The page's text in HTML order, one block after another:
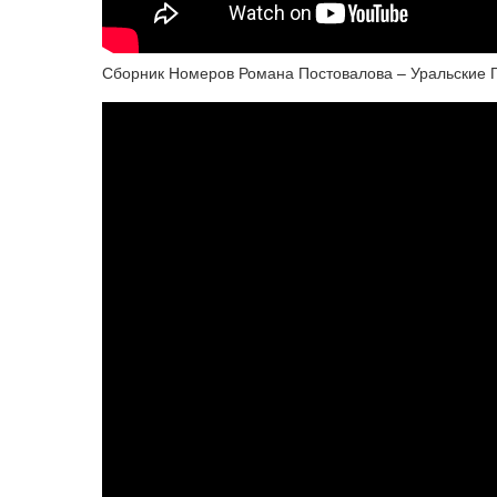
Сборник Номеров Романа Постовалова – Уральские